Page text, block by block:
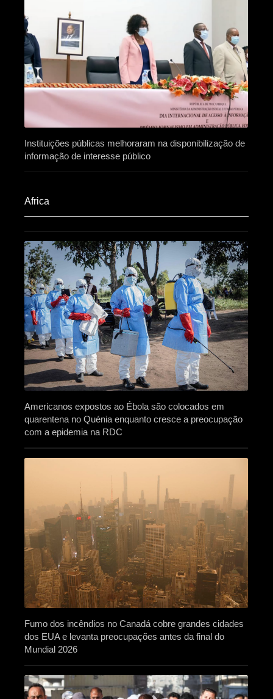
Instituições públicas melhoraram na disponibilização de
informação de interesse público
Africa​
Americanos expostos ao Ébola são colocados em
quarentena no Quénia enquanto cresce a preocupação
com a epidemia na RDC
Fumo dos incêndios no Canadá cobre grandes cidades
dos EUA e levanta preocupações antes da final do
Mundial 2026